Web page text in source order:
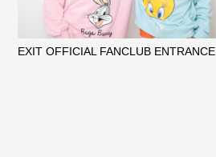
EXIT OFFICIAL FANCLUB ENTRANCE